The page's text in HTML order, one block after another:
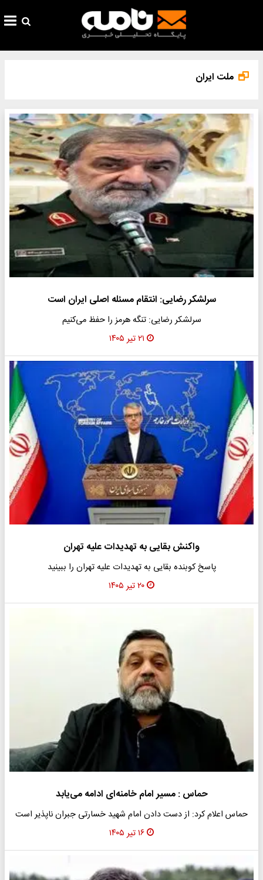
ملت ایران
سرلشکر رضایی: انتقام مسئله اصلی ایران است
سرلشکر رضایی: تنگه هرمز را حفظ می‌کنیم
۲۱ تیر ۱۴۰۵
واکنش بقایی به تهدیدات علیه تهران
پاسخ کوبنده بقایی به تهدیدات علیه تهران را ببینید
۲۰ تیر ۱۴۰۵
حماس : ​مسیر امام خامنه‌ای ادامه می‌یابد
حماس اعلام کرد: از دست دادن امام شهید خسارتی جبران ناپذیر است
۱۶ تیر ۱۴۰۵